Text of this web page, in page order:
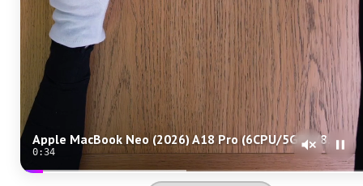
Apple MacBook Neo (2026) A18 Pro (6CPU/5GPU/8GB/512GB) Blush (MHFJ4)
0:32